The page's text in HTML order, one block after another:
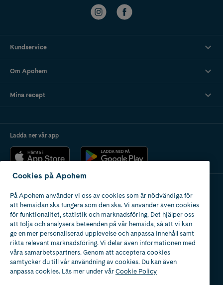
Kundservice
Om Apohem
Mina recept
Ladda ner vår app
Apotek med tillstånd
av Läkemedelsverket
Cookies på Apohem
På Apohem använder vi oss av cookies som är nödvändiga för
att hemsidan ska fungera som den ska. Vi använder även cookies
för funktionalitet, statistik och marknadsföring. Det hjälper oss
att följa och analysera beteenden på vår hemsida, så att vi kan
ge en mer personaliserad upplevelse och anpassa innehåll samt
rikta relevant marknadsföring. Vi delar även informationen med
våra samarbetspartners. Genom att acceptera cookies
samtycker du till vår användning av cookies. Du kan även
anpassa cookies. Läs mer under vårCookie Policy